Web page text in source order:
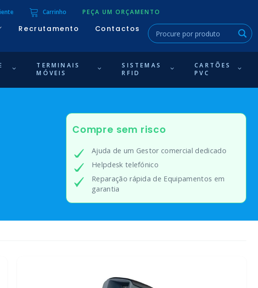
Carrinho PEÇA UM ORÇAMENTO
Recrutamento Contactos
TERMINAIS
MÓVEIS
SISTEMAS
RFID
CARTÕES
PVC
Compre sem risco
Ajuda de um Gestor comercial dedicado
Helpdesk telefónico
Reparação rápida de Equipamentos em
garantia